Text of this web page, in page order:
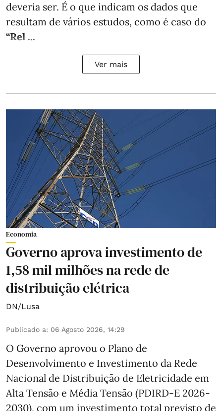
deveria ser. É o que indicam os dados que
resultam de vários estudos, como é caso do
“Rel ...
Ver mais
Economia
Governo aprova investimento de
1,58 mil milhões na rede de
distribuição elétrica
DN/Lusa
Publicado a: 06 Agosto 2026, 14:29
O Governo aprovou o Plano de
Desenvolvimento e Investimento da Rede
Nacional de Distribuição de Eletricidade em
Alta Tensão e Média Tensão (PDIRD-E 2026-
2030), com um investimento total previsto de